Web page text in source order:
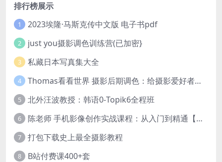
排行榜展示
1 2023埃隆·马斯克传中文版 电子书pdf
2 just you摄影调色训练营(已加密}
3 私藏日本写真集大全
4 Thomas看看世界 摄影后期调色：给摄影爱好者的色彩课 网盘下载
5 北外汪波教授：韩语0-Topik6全程班
6 陈老师 手机影像创作实战课程：从入门到精通【完结】
7 打包下载史上最全摄影教程
8 B站付费课400+套